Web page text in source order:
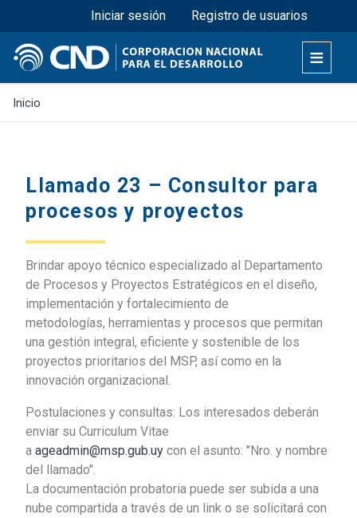
Pasar
al
contenido
principal
Menú superior
Iniciar sesión Registro de usuarios
Inicio
Llamado 23 – Consultor para
procesos y proyectos
Brindar apoyo técnico especializado al Departamento
de Procesos y Proyectos Estratégicos en el diseño,
implementación y fortalecimiento de
metodologías, herramientas y procesos que permitan
una gestión integral, eficiente y sostenible de los
proyectos prioritarios del MSP, así como en la
innovación organizacional.
Postulaciones y consultas: Los interesados deberán
enviar su Curriculum Vitae
a ageadmin@msp.gub.uy con el asunto: "Nro. y nombre
del llamado".
La documentación probatoria puede ser subida a una
nube compartida a través de un link o se solicitará con